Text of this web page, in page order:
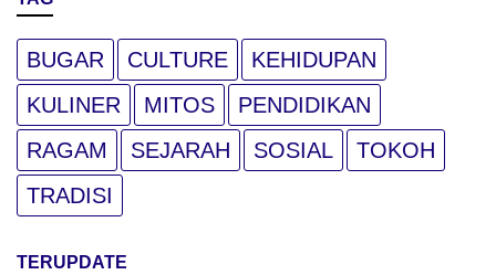
BUGAR CULTURE
KEHIDUPAN
KULINER
MITOS
PENDIDIKAN
RAGAM
SEJARAH SOSIAL
TOKOH
TRADISI
TERUPDATE